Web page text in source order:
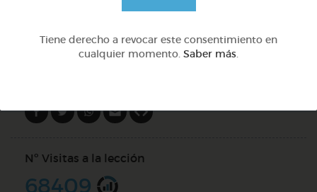
DOCS (5)
Nº Visitas a la lección
68409
Tiene derecho a revocar este consentimiento en
cualquier momento. Saber más.